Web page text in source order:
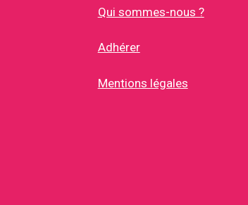
Qui sommes-nous ?
Adhérer
Mentions légales